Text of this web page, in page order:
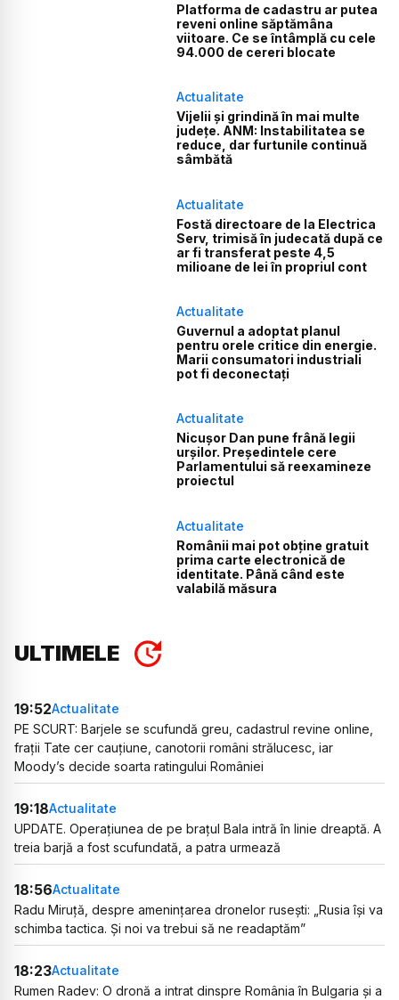
Platforma de cadastru ar putea
reveni online săptămâna
viitoare. Ce se întâmplă cu cele
94.000 de cereri blocate
Actualitate
Vijelii și grindină în mai multe
județe. ANM: Instabilitatea se
reduce, dar furtunile continuă
sâmbătă
Actualitate
Fostă directoare de la Electrica
Serv, trimisă în judecată după ce
ar fi transferat peste 4,5
milioane de lei în propriul cont
Actualitate
Guvernul a adoptat planul
pentru orele critice din energie.
Marii consumatori industriali
pot fi deconectați
Actualitate
Nicușor Dan pune frână legii
urșilor. Președintele cere
Parlamentului să reexamineze
proiectul
Actualitate
Românii mai pot obține gratuit
prima carte electronică de
identitate. Până când este
valabilă măsura
ULTIMELE
19:52Actualitate
PE SCURT: Barjele se scufundă greu, cadastrul revine online,
frații Tate cer cauțiune, canotorii români strălucesc, iar
Moody’s decide soarta ratingului României
19:18Actualitate
UPDATE. Operațiunea de pe brațul Bala intră în linie dreaptă. A
treia barjă a fost scufundată, a patra urmează
18:56Actualitate
Radu Miruță, despre amenințarea dronelor rusești: „Rusia își va
schimba tactica. Și noi va trebui să ne readaptăm”
18:23Actualitate
Rumen Radev: O dronă a intrat dinspre România în Bulgaria și a